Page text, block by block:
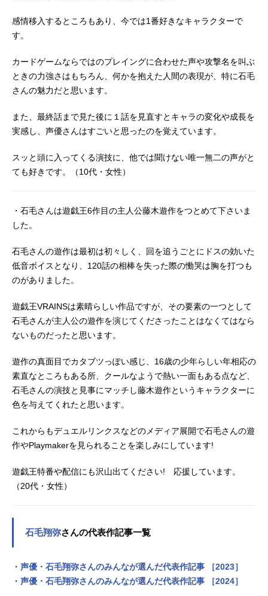
感情移入するところもあり、今では1番好きなキャラクターで
す。
カードゲームならではのプレイングに合わせた声や攻撃名を叫ぶ
ときの力強さはもちろん、何かを抱えた人間の表現が、特に石毛
さんの魅力だと思います。
また、最終話まで見た後に１話を見直すとキャラの変化や成長を
実感し、声優さんはすごいと思ったのを覚えています。
スッと頭に入ってくる演技に、他では聞けない唯一無二の声がと
ても好きです。（10代・女性）
・石毛さんは遊戯王6作目の主人公藤木遊作をつとめて下さいま
した。
石毛さんの遊作は最初は初々しく、回を追うごとにドスの効いた
低音ボイスとなり、120話の相棒を失った際の慟哭は胸を打つも
のがありました。
遊戯王VRAINSは素晴らしい作品ですが、その要素の一つとして
石毛さんが主人公の遊作を演じてくださったことはなくてはなら
ないものだったと思います。
遊作の真面目でカタブツっぽい感じ、16歳の少年らしい年相応の
素直なところもある所、クールなようで熱い一面もある点など、
石毛さんの演技と見事にマッチし藤木遊作というキャラクターに
色を与えてくれたと思います。
これからもデュエルリンクスなどのメディア展開で石毛さんの遊
作やPlaymakerを見られることを楽しみにしています!
遊戯王特番や配信にも沢山出てください! 応援しています。
（20代・女性）
石毛翔弥さんの代表作記事一覧
・ 声優・石毛翔弥さんのみんなが選んだ代表作記事 ［2023］
・ 声優・石毛翔弥さんのみんなが選んだ代表作記事 ［2024］